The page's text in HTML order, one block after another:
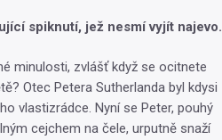
spiknutí, jež nesmí vyjít najevo.
minulosti, zvlášť když se ocitnete
Otec Petera Sutherlanda byl kdysi
vlastizrádce. Nyní se Peter, pouhý
cejchem na čele, urputně snaží